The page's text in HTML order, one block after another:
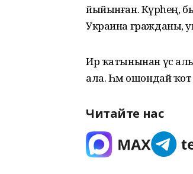
йыйынған. Күрәһең,
Украина гражданы,
Ир ҡатынынан үс
ала. Һәм ошондай
Читайте нас